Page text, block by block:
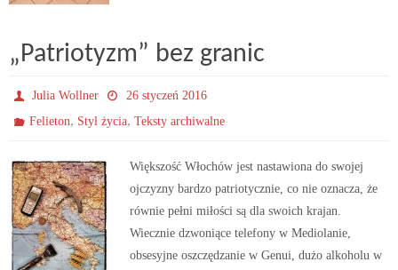
„Patriotyzm” bez granic
Julia Wollner
26 styczeń 2016
Felieton, Styl życia,Teksty archiwalne
Większość Włochów jest nastawiona do swojej
ojczyzny bardzo patriotycznie, co nie oznacza, że
równie pełni miłości są dla swoich krajan.
Wiecznie dzwoniące telefony w Mediolanie,
obsesyjne oszczędzanie w Genui, dużo alkoholu w